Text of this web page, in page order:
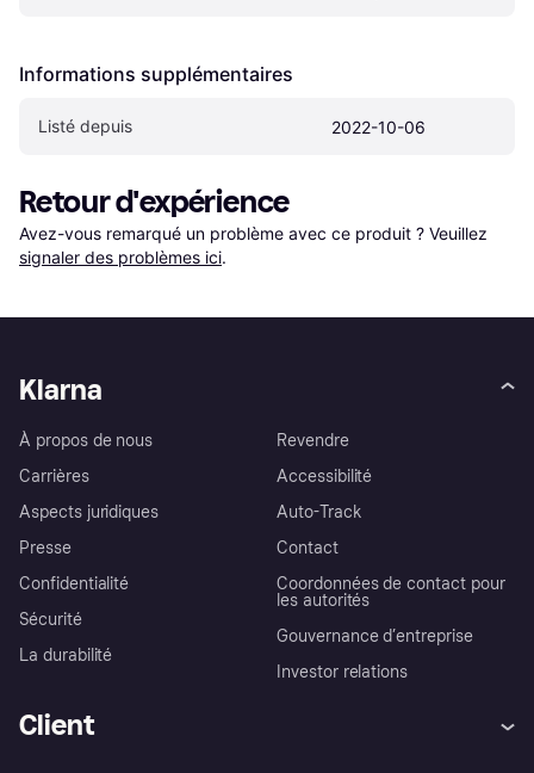
Informations supplémentaires
Listé depuis 2022-10-06
Retour d'expérience
Avez-vous remarqué un problème avec ce produit ? Veuillez
signaler des problèmes ici.
Klarna
À propos de nous
Carrières
Aspects juridiques
Presse
Confidentialité
Sécurité
La durabilité
Revendre
Accessibilité
Auto-Track
Contact
Coordonnées de contact pour
les autorités
Gouvernance d’entreprise
Investor relations
Client